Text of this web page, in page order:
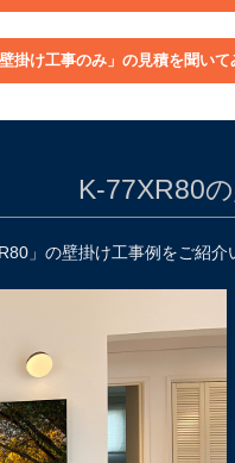
K-77XR80
」の壁掛け工事例をご紹介